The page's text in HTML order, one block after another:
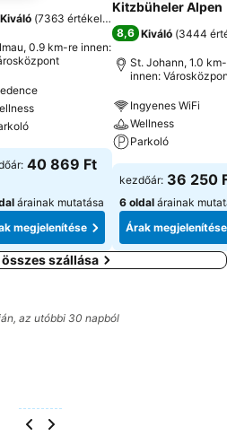
Kiváló (7363 értékelés
0.9 km-re innen:
40 869 Ft
árainak mutatása
megjelenítése
Kitzbüheler Alpen
8,6 Kiváló (3444
St. Johann, 1.0
innen:
Ingyenes WiFi
Wellness
Parkoló
kezdőár: 36 250
6 oldal árainak
Árak megjelenítése
szállása
az utóbbi 30 napból